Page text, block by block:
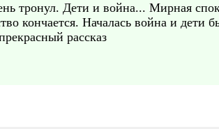
тронул. Дети и война... Мирная
кончается. Началась война и дети
рассказ